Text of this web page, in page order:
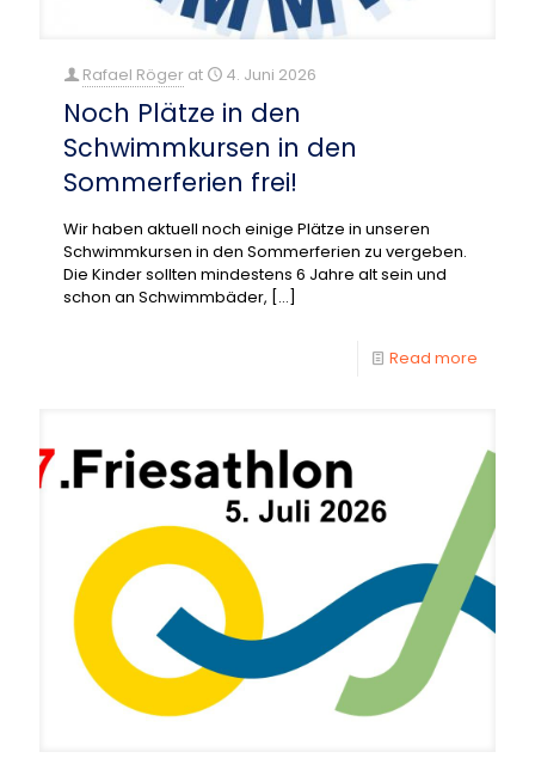
Rafael Röger at 4. Juni 2026
Noch Plätze in den
Schwimmkursen in den
Sommerferien frei!
Wir haben aktuell noch einige Plätze in unseren
Schwimmkursen in den Sommerferien zu vergeben.
Die Kinder sollten mindestens 6 Jahre alt sein und
schon an Schwimmbäder, […]
Read more